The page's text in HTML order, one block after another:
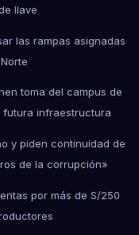
Ilave
las rampas asignadas
toma del campus de
futura infraestructura
y piden continuidad de
de la corrupción»
por más de S/250